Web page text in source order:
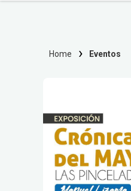
Home Eventos